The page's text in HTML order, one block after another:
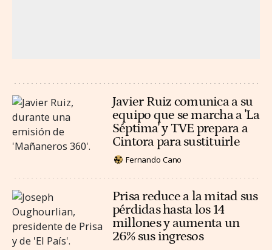
Javier Ruiz comunica a su
equipo que se marcha a 'La
Séptima' y TVE prepara a
Cintora para sustituirle
Fernando Cano
Prisa reduce a la mitad sus
pérdidas hasta los 14
millones y aumenta un
26% sus ingresos